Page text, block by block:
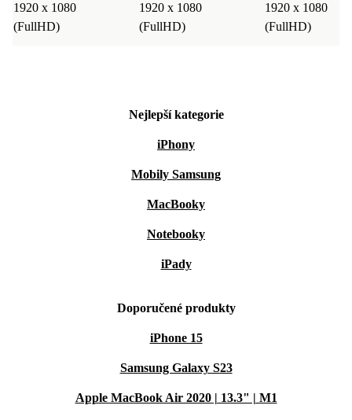
1920 x 1080
(FullHD)
1920 x 1080
(FullHD)
1920 x 1080
(FullHD)
Nejlepší kategorie
iPhony
Mobily Samsung
MacBooky
Notebooky
iPady
Doporučené produkty
iPhone 15
Samsung Galaxy S23
Apple MacBook Air 2020 | 13.3" | M1